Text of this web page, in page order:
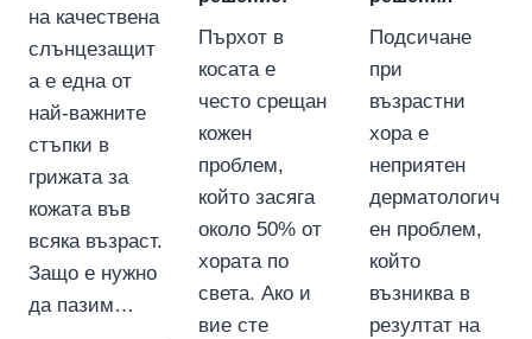
на качествена
слънцезащит
а е една от
най-важните
стъпки в
грижата за
кожата във
всяка възраст.
Защо е нужно
да пазим…
Пърхот в
косата е
често срещан
кожен
проблем,
който засяга
около 50% от
хората по
света. Ако и
вие сте
Подсичане
при
възрастни
хора е
неприятен
дерматологич
ен проблем,
който
възниква в
резултат на